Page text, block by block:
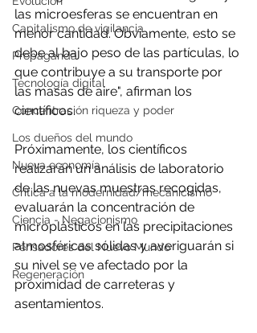
Capitalismo de vigilancia
Propaganda
Tecnología digital
Concentración riqueza y poder
Los dueños del mundo
Nueva economía
Crítica a la modernidad/mecanicismo
Ciencia - Negacionismo
Pensadores del Nuevo Mundo
Regeneración
las microesferas se encuentran en
menor cantidad. Obviamente, esto se
debe al bajo peso de las partículas, lo
que contribuye a su transporte por
las masas de aire", afirman los
científicos.
Próximamente, los científicos
realizarán un análisis de laboratorio
de las nuevas muestras recogidas,
evaluarán la concentración de
microplásticos en las precipitaciones
atmosféricas sólidas y averiguarán si
su nivel se ve afectado por la
proximidad de carreteras y
asentamientos.